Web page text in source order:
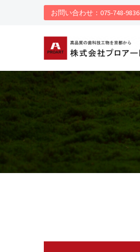
お問い合わせ：075-748-9836